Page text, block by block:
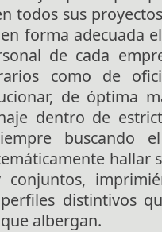
todos sus
forma adecuada
de cada
como de
de óptima
dentro de
buscando
hallar
distintivos
albergan.